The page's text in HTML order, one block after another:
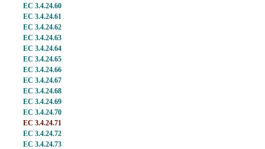
EC 3.4.24.60
EC 3.4.24.61
EC 3.4.24.62
EC 3.4.24.63
EC 3.4.24.64
EC 3.4.24.65
EC 3.4.24.66
EC 3.4.24.67
EC 3.4.24.68
EC 3.4.24.69
EC 3.4.24.70
EC 3.4.24.71
EC 3.4.24.72
EC 3.4.24.73